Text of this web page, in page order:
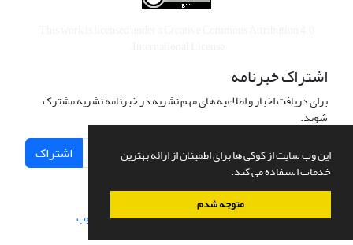
این وب سایت از کوکی ها برای اطمینان از ارائه بهترین
خدمات استفاده می کند.
متوجه شدم
اشتراک خبرنامه
برای دریافت اخبار و اطلاعیه های مهم نشریه در خبرنامه نشریه مشترک
شوید.
اشتراک
سامانه مدیریت نشریات علمی.طراحی و پیاده سازی از سیناوب